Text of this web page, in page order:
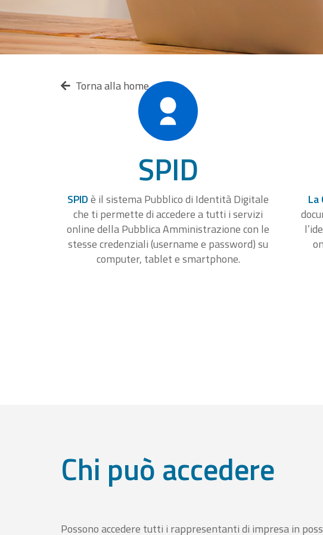
Torna alla home
SPID
SPIDè il sistema Pubblico di Identità Digitale
che ti permette di accedere a tutti i servizi
online della Pubblica Amministrazione con le
stesse credenziali (username e password) su
computer, tablet e smartphone.
La
Chi può accedere
Possono accedere tutti i rappresentanti di impresa in